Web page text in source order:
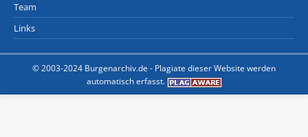
Team
Links
© 2003-2024 Burgenarchiv.de - Plagiate dieser Website werden
automatisch erfasst.